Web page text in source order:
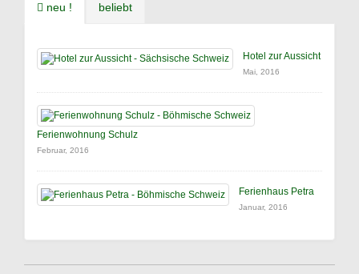
neu ! beliebt
Hotel zur Aussicht
Mai, 2016
Ferienwohnung Schulz
Februar, 2016
Ferienhaus Petra
Januar, 2016